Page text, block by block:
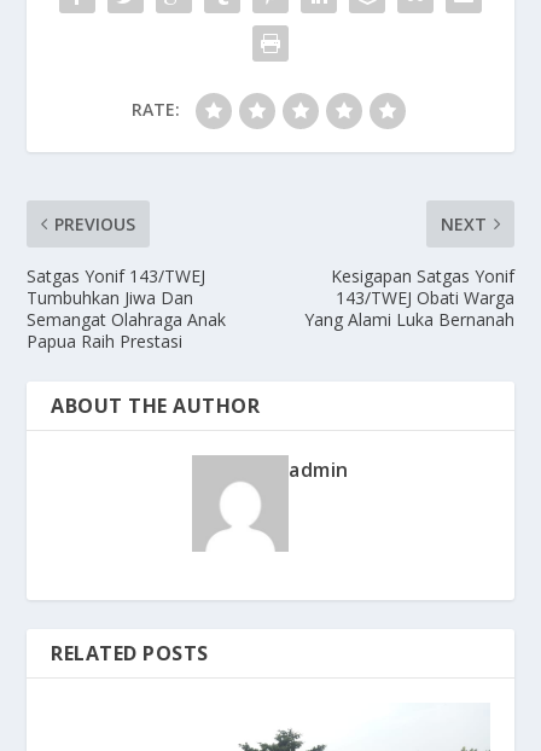
RATE:
PREVIOUS
Satgas Yonif 143/TWEJ
Tumbuhkan Jiwa Dan
Semangat Olahraga Anak
Papua Raih Prestasi
NEXT
Kesigapan Satgas Yonif
143/TWEJ Obati Warga
Yang Alami Luka Bernanah
ABOUT THE AUTHOR
admin
RELATED POSTS